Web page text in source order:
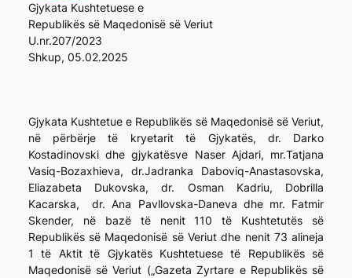
Gjykata Kushtetuese e
Republikës së Maqedonisë së Veriut
U.nr.207/2023
Shkup, 05.02.2025
Gjykata Kushtetue e Republikës së Maqedonisë së Veriut,
në përbërje të kryetarit të Gjykatës, dr. Darko
Kostadinovski dhe gjykatësve Naser Ajdari, mr.Tatjana
Vasiq-Bozaxhieva, dr.Jadranka Daboviq-Anastasovska,
Eliazabeta Dukovska, dr. Osman Kadriu, Dobrilla
Kacarska, dr. Ana Pavllovska-Daneva dhe mr. Fatmir
Skender, në bazë të nenit 110 të Kushtetutës së
Republikës së Maqedonisë së Veriut dhe nenit 73 alineja
1 të Aktit të Gjykatës Kushtetuese të Republikës së
Maqedonisë së Veriut („Gazeta Zyrtare e Republikës së